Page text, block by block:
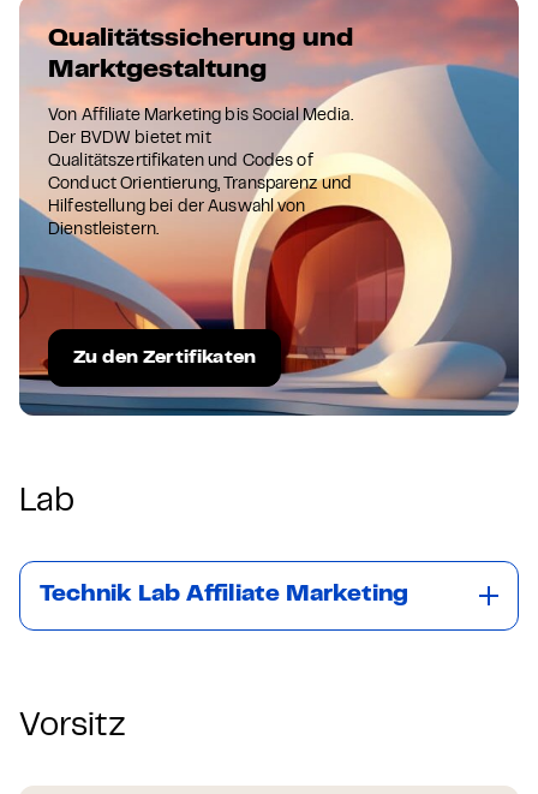
Qualitätssicherung und
Marktgestaltung
Von Affiliate Marketing bis Social Media.
Der BVDW bietet mit
Qualitätszertifikaten und Codes of
Conduct Orientierung, Transparenz und
Hilfestellung bei der Auswahl von
Dienstleistern.
Zu den Zertifikaten
Lab
Technik Lab Affiliate Marketing
Vorsitz